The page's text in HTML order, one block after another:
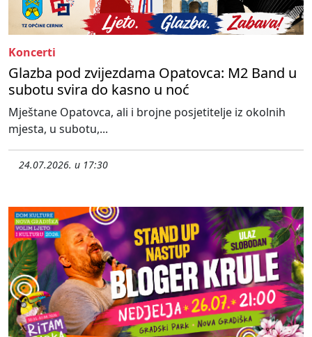
Koncerti
Glazba pod zvijezdama Opatovca: M2 Band u
subotu svira do kasno u noć
Mještane Opatovca, ali i brojne posjetitelje iz okolnih
mjesta, u subotu,...
24.07.2026. u 17:30